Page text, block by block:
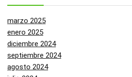
marzo 2025
enero 2025
diciembre 2024
septiembre 2024
agosto 2024